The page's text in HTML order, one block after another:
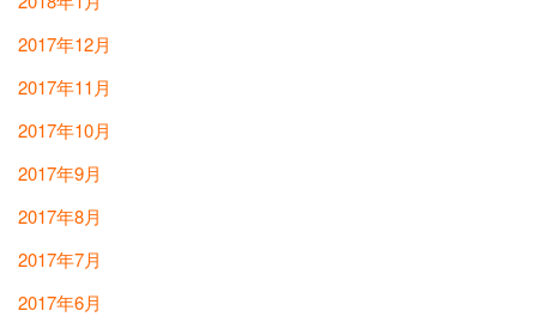
2017年12月
2017年11月
2017年10月
2017年9月
2017年8月
2017年7月
2017年6月